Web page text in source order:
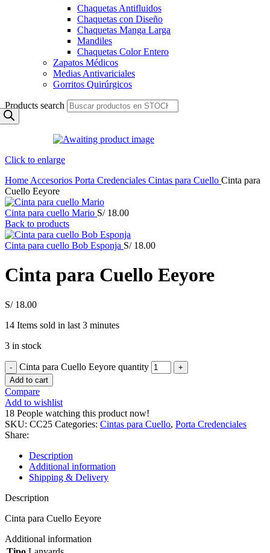
Chaquetas Antifluidos
Chaquetas con Diseño
Chaquetas Manga Larga
Mandiles
Chaquetas Color Entero
Zapatos Médicos
Medias Antivariciales
Gorritos Quirúrgicos
Products search
Click to enlarge
Home Accesorios Porta Credenciales Cintas para Cuello Cinta para
Cuello Eeyore
Cinta para cuello Mario S/18.00
Back to products
Cinta para cuello Bob Esponja S/18.00
Cinta para Cuello Eeyore
S/18.00
14 Items sold in last 3 minutes
3 in stock
Cinta para Cuello Eeyore quantity
Add to cart
Compare
Add to wishlist
18 People watching this product now!
SKU: CC25 Categories: Cintas para Cuello, Porta Credenciales
Share:
Description
Additional information
Shipping & Delivery
Description
Cinta para Cuello Eeyore
Additional information